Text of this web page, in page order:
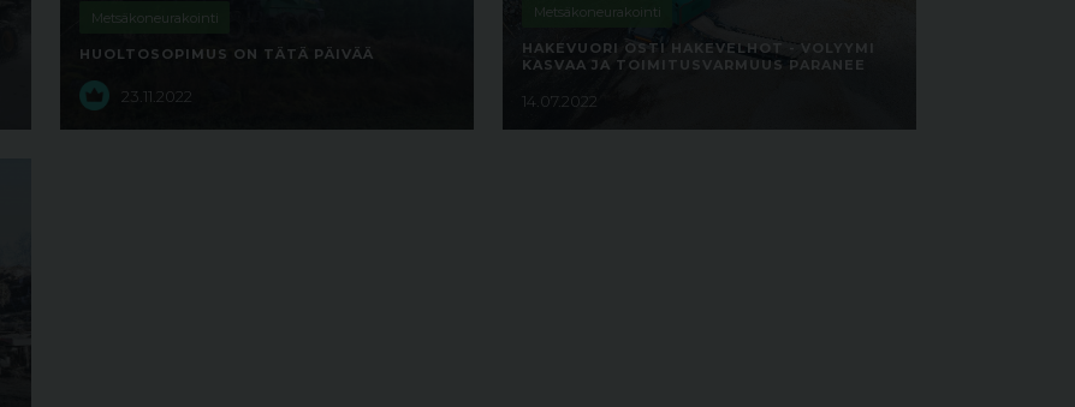
Metsäkoneurakointi
HUOLTOSOPIMUS ON TÄTÄ PÄIVÄÄ
23.11.2022
Metsäkoneurakointi
HAKEVUORI OSTI HAKEVELHOT - VOLYYMI
KASVAA JA TOIMITUSVARMUUS PARANEE
14.07.2022